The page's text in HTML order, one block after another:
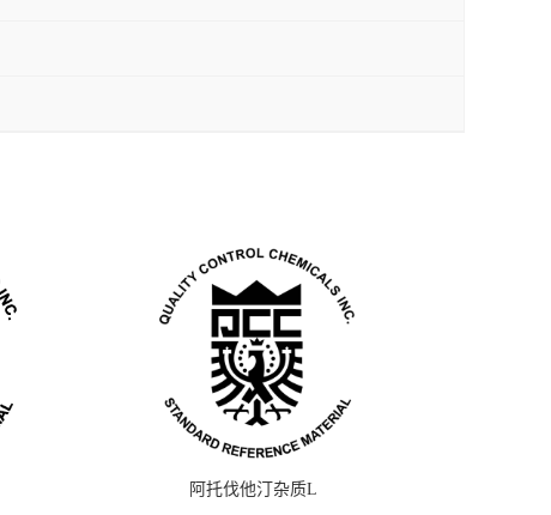
阿托伐他汀杂质L